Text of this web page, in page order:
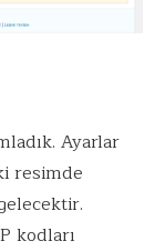
Ayarlar
resimde
kodları